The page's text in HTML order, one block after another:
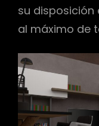
su
al máximo de